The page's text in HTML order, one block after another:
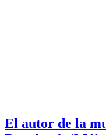
El autor de la